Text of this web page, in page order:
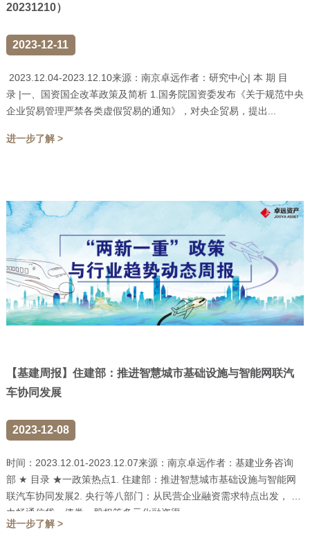
20231210）
2023-12-11
2023.12.04-2023.12.10来源：南京卓远作者：研究中心| 本 期 目
录 |一、国资国企改革政策及简析 1.国务院国资委发布《关于规范中央
企业贸易管理严禁各类虚假贸易的通知》，对央企贸易，提出...
进一步了解 >
【基建周报】住建部：推进智慧城市基础设施与智能网联汽
车协同发展
2023-12-08
时间：2023.12.01-2023.12.07来源：南京卓远作者：基建业务咨询
部 ★ 目录 ★一政策热点1. 住建部：推进智慧城市基础设施与智能网
联汽车协同发展2. 央行等八部门：从民营企业融资需求特点出发， 着
力畅通信贷、债券、股权等多元化融资渠...
进一步了解 >